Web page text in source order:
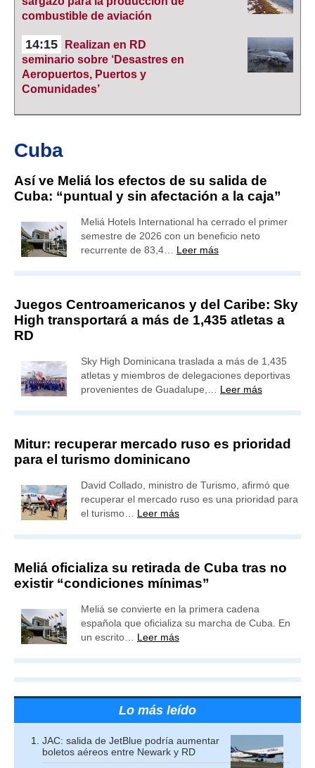
combustible de aviación
14:15
Realizan en RD
seminario sobre ‘Desastres en
Aeropuertos, Puertos y
Comunidades’
Cuba
Así ve Meliá los efectos de su salida de
Cuba: “puntual y sin afectación a la caja”
Meliá Hotels International ha cerrado el primer
semestre de 2026 con un beneficio neto
recurrente de 83,4… Leer más
Juegos Centroamericanos y del Caribe: Sky
High transportará a más de 1,435 atletas a
RD
Sky High Dominicana traslada a más de 1,435
atletas y miembros de delegaciones deportivas
provenientes de Guadalupe,… Leer más
Mitur: recuperar mercado ruso es prioridad
para el turismo dominicano
David Collado, ministro de Turismo, afirmó que
recuperar el mercado ruso es una prioridad para
el turismo… Leer más
Meliá oficializa su retirada de Cuba tras no
existir “condiciones mínimas”
Meliá se convierte en la primera cadena
española que oficializa su marcha de Cuba. En
un escrito… Leer más
Lo más leído
JAC: salida de JetBlue podría aumentar
boletos aéreos entre Newark y RD